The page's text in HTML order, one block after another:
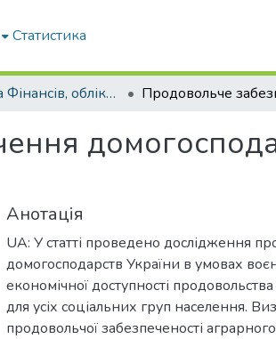
Статистика
Кафедра Фінансів, обліку і оподаткування
Анотація
UA: У статті проведено дослідження
домогосподарств України в умовах
економічної доступності
для усіх соціальних груп населення.
продовольчої забезпеченості